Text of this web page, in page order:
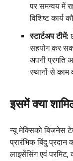
पर समन्वय में
विशिष्ट कार्य
स्टार्टअप टीमें:
सहयोग कर
अपनी
स्थानों से काम
इसमें क्या
न्यू मेक्सिको बिजनेस
प्रारंभिक बिंदु
लाइसेंसिंग एवं